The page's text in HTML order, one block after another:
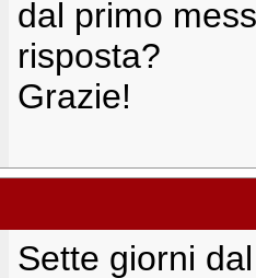
dal primo
risposta?
Grazie!
Sette giorni